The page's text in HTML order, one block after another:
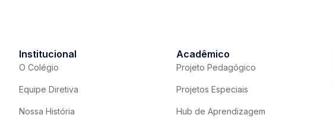
Institucional
O Colégio
Equipe Diretiva
Nossa História
Acadêmico
Projeto Pedagógico
Projetos Especiais
Hub de Aprendizagem